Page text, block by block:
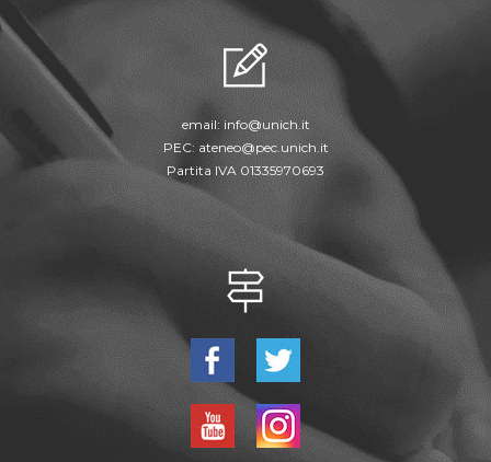
email: info@unich.it
PEC: ateneo@pec.unich.it
Partita IVA 01335970693